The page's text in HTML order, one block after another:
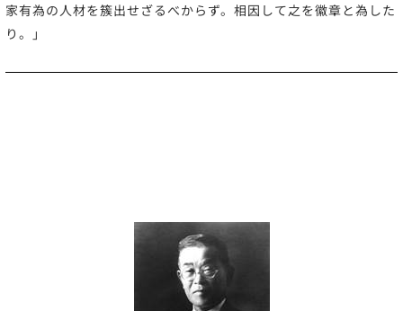
家有為の人材を簇出せざるべからず。相因して之を徽章と為した
り。」